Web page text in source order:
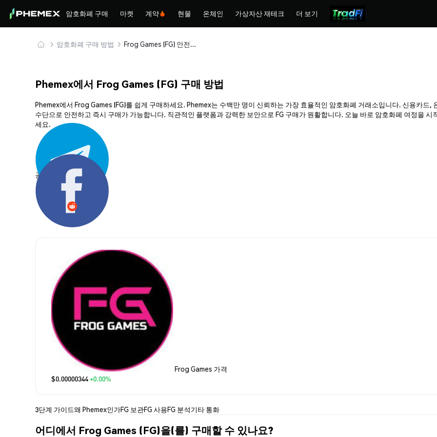
암호화폐 구매 마켓 계약 현물 온체인 가상자산 재테크 더 보기
암호화폐 구매 방법 Frog Games (FG) 안전하게 구매 및 보관
Phemex에서 Frog Games (FG) 구매 방법
Phemex에서 Frog Games (FG)를 쉽게 구매하세요. Phemex는 수백만 명이 신뢰하는 가장 효율적인 암호화폐 거래소입니다. 신용카드,
수단으로 안전하고 즉시 구매가 가능합니다. 직관적인 플랫폼과 강력한 보안으로 FG 구매가 원활합니다. 오늘 바로 암호화폐 여정을
세요.
공유하기:
Frog Games 가격
$0.00000344+0.00%
3단계 가이드왜 Phemex인가FG 보관FG 사용FG 분석기타 통화
어디에서 Frog Games (FG)을(를) 구매할 수 있나요?